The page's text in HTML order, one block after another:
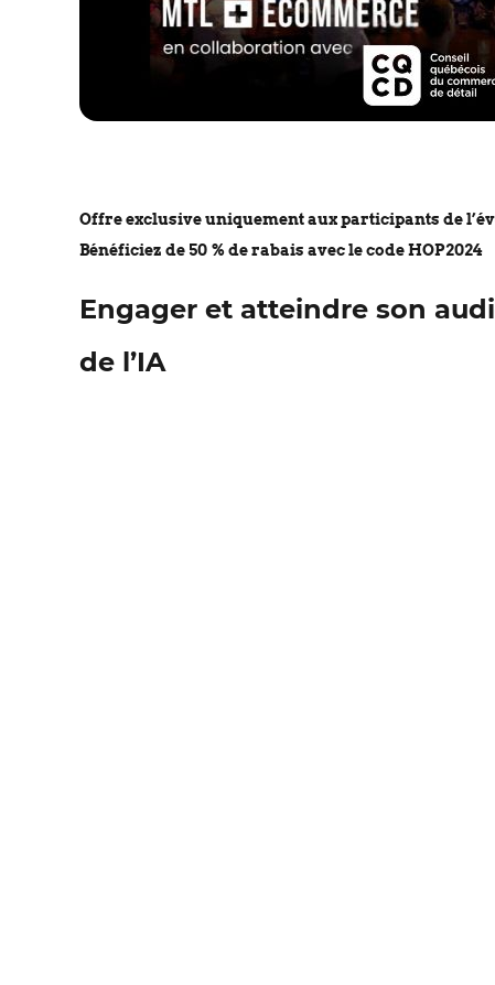
Offre exclusive uniquement aux participants de
Bénéficiez de 50 % de rabais avec le code HOP2024
Engager et atteindre son
de l’IA